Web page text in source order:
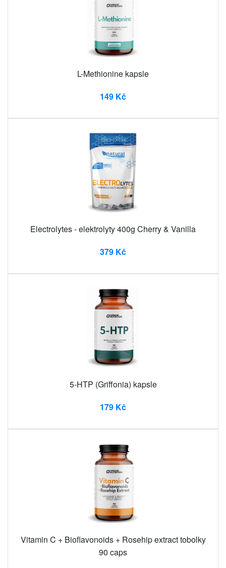
L-Methionine kapsle
149 Kč
Electrolytes - elektrolyty 400g Cherry & Vanilla
379 Kč
5-HTP (Griffonia) kapsle
179 Kč
Vitamin C + Bioflavonoids + Rosehip extract tobolky
90 caps